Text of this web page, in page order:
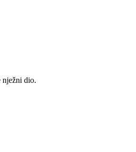
nježni dio.